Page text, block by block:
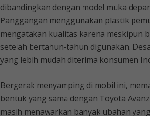
dibandingkan dengan model muka
Panggangan menggunakan plastik
mengatakan kualitas karena meskipun
setelah bertahun-tahun digunakan.
yang lebih mudah diterima konsumen
Bergerak menyamping di mobil ini,
bentuk yang sama dengan Toyota
masih menawarkan banyak ubahan